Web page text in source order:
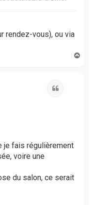
rendez-vous), ou via
je fais régulièrement
voire une
du salon, ce serait